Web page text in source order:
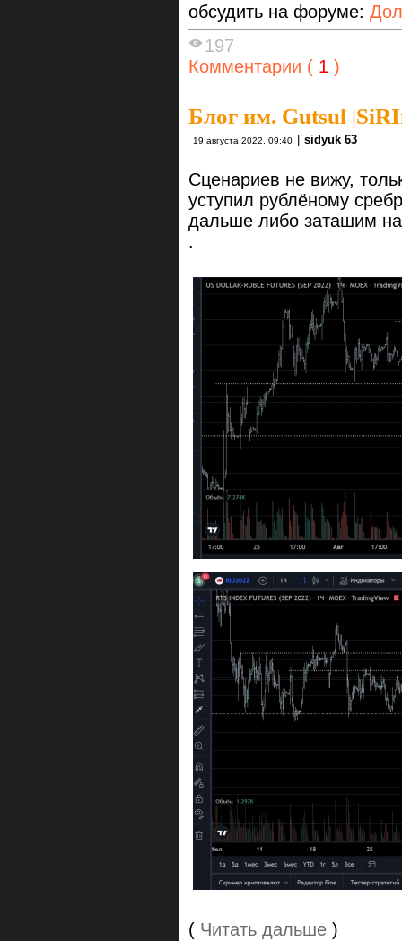
обсудить на форуме:
197
Комментарии ( 1 )
Блог им. Gutsul |
19 августа 2022, 09:40 sidyuk 63
Сценариев не вижу,
уступил рублёному
дальше либо заташим
.
( Читать дальше )